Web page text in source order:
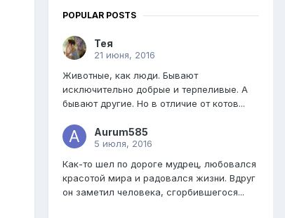
POPULAR POSTS
Тея
21 июня, 2016
Животные, как люди. Бывают
исключительно добрые и терпеливые. А
бывают другие. Но в отличие от котов...
Aurum585
5 июля, 2016
Как-то шел по дороге мудрец, любовался
красотой мира и радовался жизни. Вдруг
он заметил человека, сгорбившегося...